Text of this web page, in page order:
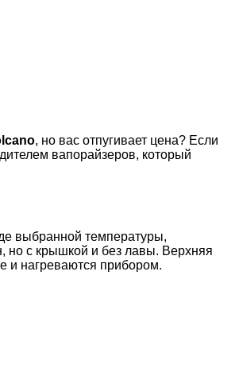
, но вас отпугивает цена? Если
вапорайзеров, который
выбранной температуры,
но с крышкой и без лавы. Верхняя
и нагреваются прибором.